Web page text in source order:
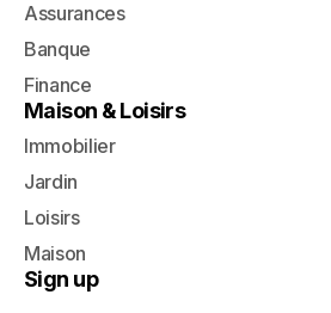
Assurances
Banque
Finance
Maison & Loisirs
Immobilier
Jardin
Loisirs
Maison
Sign up